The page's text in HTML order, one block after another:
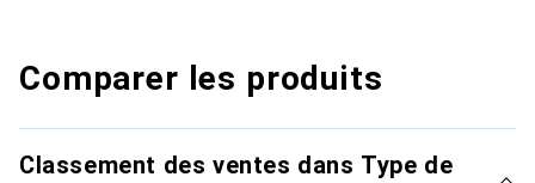
Comparer les produits
Classement des ventes dans Type de